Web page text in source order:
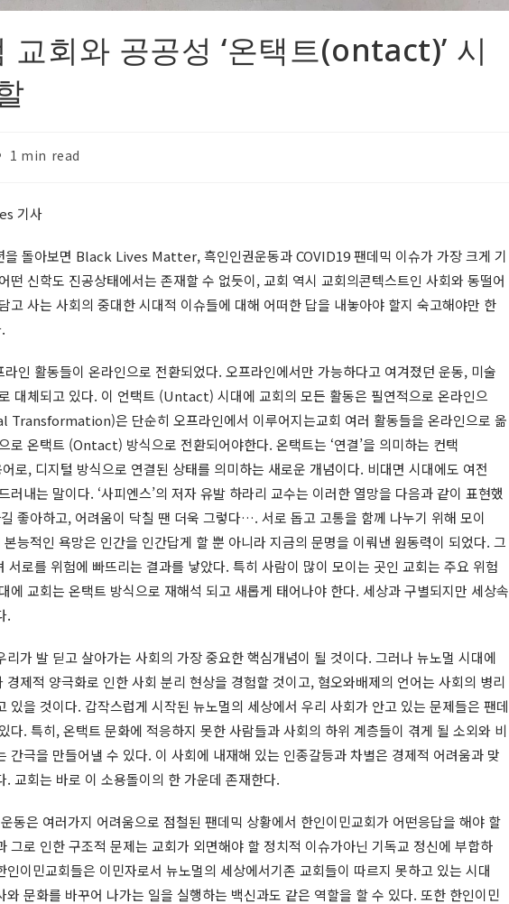
교회와 공공성 ‘온택트(ontact)’ 시
1 min read
기사
을 돌아보면 Black Lives Matter, 흑인인권운동과 COVID19 팬데믹 이슈가 가장 크게 기
떤 신학도 진공상태에서는 존재할 수 없듯이, 교회 역시 교회의콘텍스트인 사회와 동떨어
고 사는 사회의 중대한 시대적 이슈들에 대해 어떠한 답을 내놓아야 할지 숙고해야만 한
인 활동들이 온라인으로 전환되었다. 오프라인에서만 가능하다고 여겨졌던 운동, 미술
대체되고 있다. 이 언택트 (Untact) 시대에 교회의 모든 활동은 필연적으로 온라인으
Transformation)은 단순히 오프라인에서 이루어지는교회 여러 활동들을 온라인으로 옮
로 온택트 (Ontact) 방식으로 전환되어야한다. 온택트는 ‘연결’을 의미하는 컨택
, 디지털 방식으로 연결된 상태를 의미하는 새로운 개념이다. 비대면 시대에도 여전
내는 말이다. ‘사피엔스’의 저자 유발 하라리 교수는 이러한 열망을 다음과 같이 표현했
좋아하고, 어려움이 닥칠 땐 더욱 그렇다…. 서로 돕고 고통을 함께 나누기 위해 모이
능적인 욕망은 인간을 인간답게 할 뿐 아니라 지금의 문명을 이뤄낸 원동력이 되었다. 그
로를 위험에 빠뜨리는 결과를 낳았다. 특히 사람이 많이 모이는 곳인 교회는 주요 위험
에 교회는 온택트 방식으로 재해석 되고 새롭게 태어나야 한다. 세상과 구별되지만 세상속
.
가 발 딛고 살아가는 사회의 가장 중요한 핵심개념이 될 것이다. 그러나 뉴노멀 시대에
제적 양극화로 인한 사회 분리 현상을 경험할 것이고, 혐오와배제의 언어는 사회의 병리
있을 것이다. 갑작스럽게 시작된 뉴노멀의 세상에서 우리 사회가 안고 있는 문제들은 팬데
다. 특히, 온택트 문화에 적응하지 못한 사람들과 사회의 하위 계층들이 겪게 될 소외와 비
간극을 만들어낼 수 있다. 이 사회에 내재해 있는 인종갈등과 차별은 경제적 어려움과 맞
교회는 바로 이 소용돌이의 한 가운데 존재한다.
동은 여러가지 어려움으로 점철된 팬데믹 상황에서 한인이민교회가 어떤응답을 해야 할
그로 인한 구조적 문제는 교회가 외면해야 할 정치적 이슈가아닌 기독교 정신에 부합하
이민교회들은 이민자로서 뉴노멀의 세상에서기존 교회들이 따르지 못하고 있는 시대
문화를 바꾸어 나가는 일을 실행하는 백신과도 같은 역할을 할 수 있다. 또한 한인이민